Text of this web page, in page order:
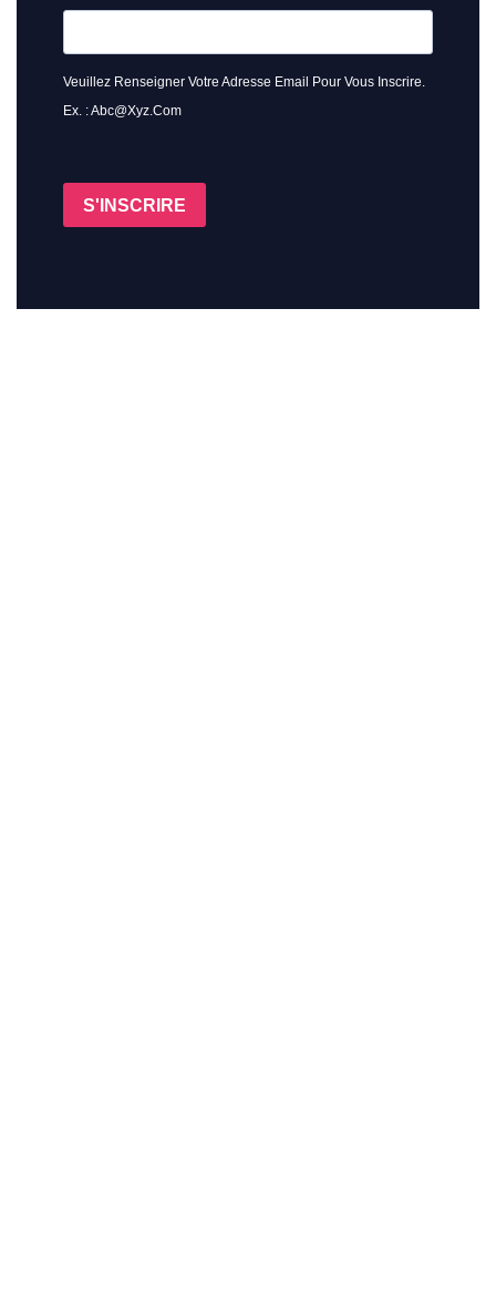
Veuillez Renseigner Votre Adresse Email Pour Vous Inscrire.
Ex. : Abc@xyz.com
S'INSCRIRE